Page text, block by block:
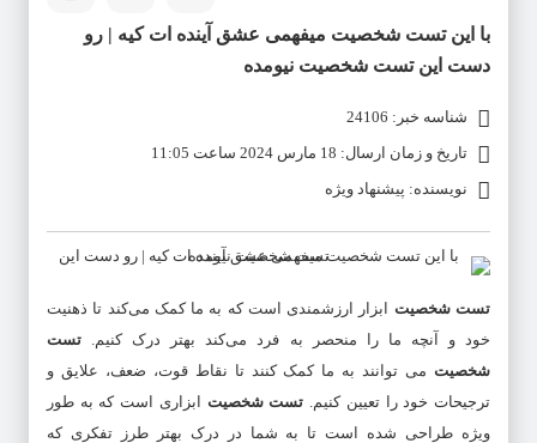
با این تست شخصیت میفهمی عشق آینده ات کیه | رو
دست این تست شخصیت نیومده
شناسه خبر: 24106
تاریخ و زمان ارسال: 18 مارس 2024 ساعت 11:05
نویسنده: پیشنهاد ویژه
تست شخصیت ابزار ارزشمندی است که به ما کمک می‌کند تا ذهنیت
خود و آنچه ما را منحصر به فرد می‌کند بهتر درک کنیم. تست
شخصیت می توانند به ما کمک کنند تا نقاط قوت، ضعف، علایق و
ترجیحات خود را تعیین کنیم. تست شخصیت ابزاری است که به طور
ویژه طراحی شده است تا به شما در درک بهتر طرز تفکری که